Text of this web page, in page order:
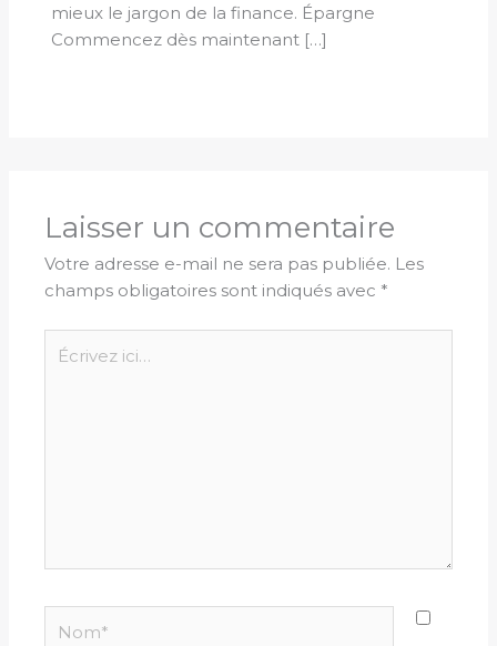
mieux le jargon de la finance. Épargne
Commencez dès maintenant […]
Laisser un commentaire
Votre adresse e-mail ne sera pas publiée. Les
champs obligatoires sont indiqués avec *
ici…